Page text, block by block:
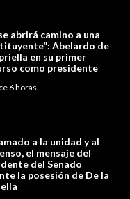
abrirá camino a una
Abelardo de
en su primer
como presidente
6 horas
a la unidad y al
el mensaje del
del Senado
la posesión de De la